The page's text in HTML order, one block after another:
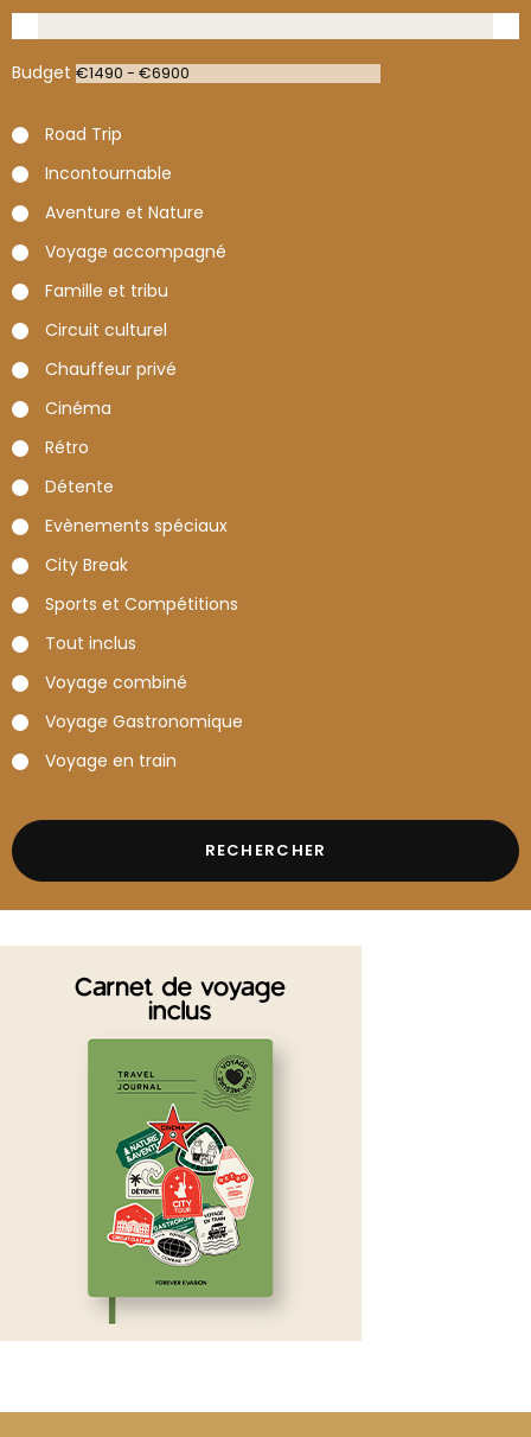
Budget
Road Trip
Incontournable
Aventure et Nature
Voyage accompagné
Famille et tribu
Circuit culturel
Chauffeur privé
Cinéma
Rétro
Détente
Evènements spéciaux
City Break
Sports et Compétitions
Tout inclus
Voyage combiné
Voyage Gastronomique
Voyage en train